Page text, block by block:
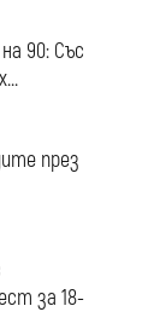
90: Със
през
за 18-